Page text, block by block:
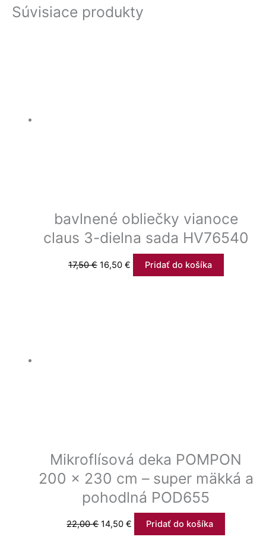
Súvisiace produkty
bavlnené obliečky vianoce
claus 3-dielna sada HV76540
17,50€ 16,50 € Pridať do košíka
Mikroflísová deka POMPON
200 x 230 cm – super mäkká a
pohodlná POD655
22,00€ 14,50€ Pridať do košíka